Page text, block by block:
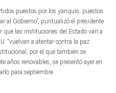
puestos por los yanquis, puestos
al Gobierno”, puntualizó el presidente
que las instituciones del Estado van a
“vuelvan a atentar contra la paz
por el que también se
años renovables, se presentó ayer en
para septiembre.